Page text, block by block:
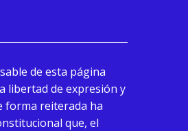
de esta página
libertad de expresión y
forma reiterada ha
que, el